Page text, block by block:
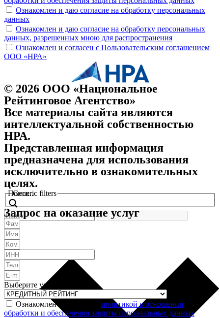
Ознакомлен и даю согласие на обработку персональных
данных
Ознакомлен и даю согласие на обработку персональных
данных, разрешенных мною для распространения
Ознакомлен и согласен с Пользовательским соглашением
ООО «НРА»
© 2026 ООО «Национальное
Рейтинговое Агентство»
Все материалы сайта являются
интеллектуальной собственностью
НРА.
Представленная информация
предназначена для использования
исключительно в ознакомительных
целях.
Поиск..
Generic filters
Запрос на оказание услуг
Выберите услугу
Ознакомлен и согласен с политикой в отношении
обработки и обеспечения защиты персональных данных